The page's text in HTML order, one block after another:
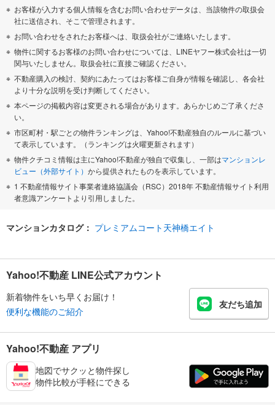
お客様が入力する個人情報を含むお問い合わせデータは、当該物件の取扱会
社に送信され、そこで管理されます。
お問い合わせをされたお客様へは、取扱会社がご連絡いたします。
物件に関するお客様のお問い合わせについては、LINEヤフー株式会社は一切
関与いたしません。取扱会社に直接ご確認ください。
不動産購入の検討、契約にあたってはお客様ご自身が情報を確認し、各会社
より十分な説明を受け判断してください。
本ページの掲載内容は変更される場合があります。あらかじめご了承くださ
い。
市区町村・駅ごとの物件ランキングは、Yahoo!不動産独自のルールに基づい
て表示しています。（ランキングは火曜更新されます）
物件クチコミ情報は主にYahoo!不動産が独自で収集し、一部はマンションレ
ビュー（外部サイト） から提供されたものを表示しています。
1 不動産情報サイト事業者連絡協議会（RSC）2018年 不動産情報サイト利用
者意識アンケートより引用しました。
マンションカタログ： プレミアムコート天神橋エイト
Yahoo!不動産 LINE公式アカウント
新着物件をいち早くお届け！
便利な機能のご紹介
友だち追加
Yahoo!不動産 アプリ
地図でサクッと物件探し
物件比較が手軽にできる